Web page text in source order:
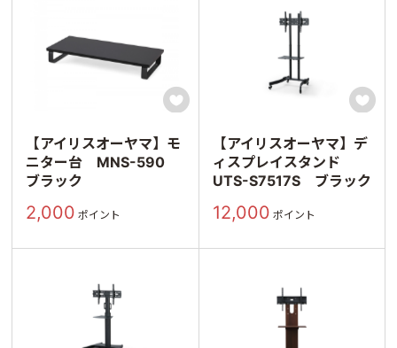

【アイリスオーヤマ】モ
ニター台 MNS-590
ブラック
2,000 ポイント

【アイリスオーヤマ】デ
ィスプレイスタンド
UTS-S7517S ブラック
12,000 ポイント